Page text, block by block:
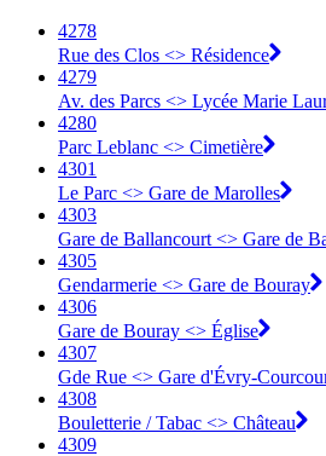
4278
Rue des Clos <> Résidence
4279
Av. des Parcs <> Lycée Marie
4280
Parc Leblanc <> Cimetière
4301
Le Parc <> Gare de Marolles
4303
Gare de Ballancourt <> Gare de
4305
Gendarmerie <> Gare de Bouray
4306
Gare de Bouray <> Église
4307
Gde Rue <> Gare d'Évry-
4308
Bouletterie / Tabac <> Château
4309